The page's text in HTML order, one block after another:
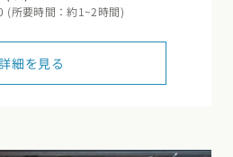
(所要時間：約1~2時間)
細を見る